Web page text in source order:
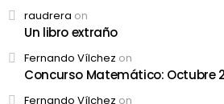
raudrera on
Un libro extraño
Fernando Vílchez on
Concurso Matemático: Octubre
Fernando Vílchez on